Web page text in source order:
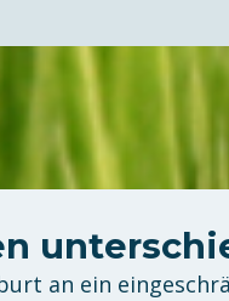
an ein